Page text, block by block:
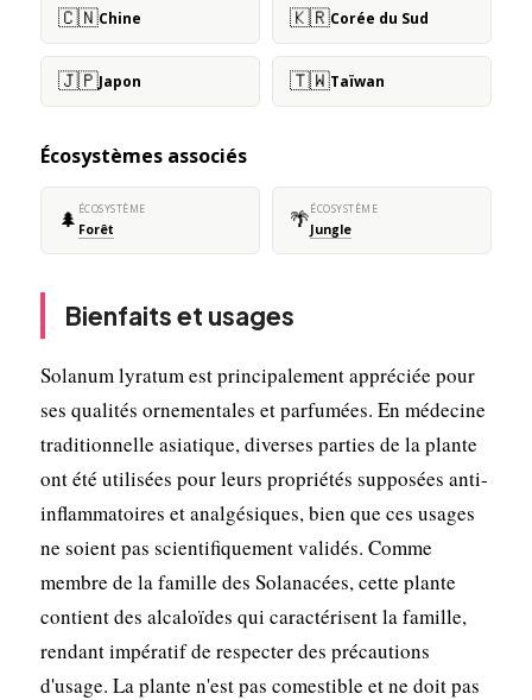
🇨🇳Chine 🇰🇷Corée du Sud
🇯🇵Japon 🇹🇼Taïwan
Écosystèmes associés
🌲 ÉCOSYSTÈME
Forêt 🌴ÉCOSYSTÈME
Jungle
Bienfaits et usages
Solanum lyratum est principalement appréciée pour
ses qualités ornementales et parfumées. En médecine
traditionnelle asiatique, diverses parties de la plante
ont été utilisées pour leurs propriétés supposées anti-
inflammatoires et analgésiques, bien que ces usages
ne soient pas scientifiquement validés. Comme
membre de la famille des Solanacées, cette plante
contient des alcaloïdes qui caractérisent la famille,
rendant impératif de respecter des précautions
d'usage. La plante n'est pas comestible et ne doit pas